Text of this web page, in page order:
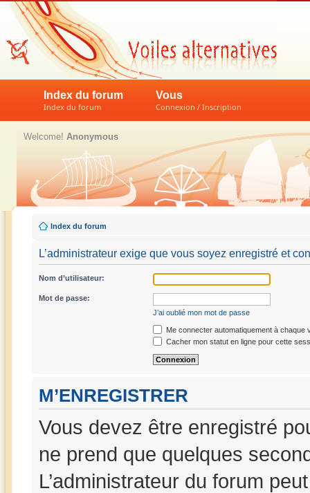
Index du forum
Index du forum
Vous
Connexion / Inscription
Welcome! Anonymous
Index du forum
L’administrateur exige que vous soyez enregistré et
Nom d’utilisateur:
Mot de passe:
J’ai oublié mon mot de passe
Me connecter automatiquement à chaque
Cacher mon statut en ligne pour cette
M’ENREGISTRER
Vous devez être enregistré
ne prend que quelques
L’administrateur du forum